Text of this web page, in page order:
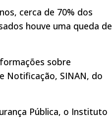
cerca de 70% dos
houve uma queda de
sobre
Notificação, SINAN, do
Pública, o Instituto